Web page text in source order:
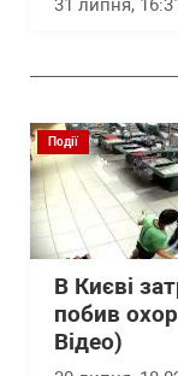
31 липня,
Події
В Києві
побив
Відео)